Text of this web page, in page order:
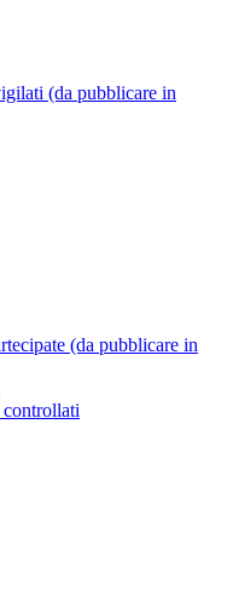
(da pubblicare in
(da pubblicare in